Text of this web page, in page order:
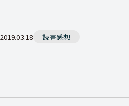
2019.03.18 読書感想